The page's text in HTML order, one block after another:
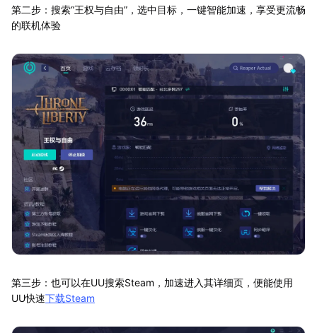
第二步：搜索“王权与自由”，选中目标，一键智能加速，享受更流畅
的联机体验
第三步：也可以在UU搜索Steam，加速进入其详细页，便能使用
UU快速下载Steam